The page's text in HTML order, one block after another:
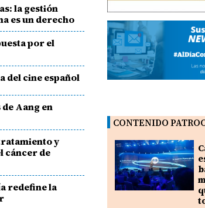
la gestión
es un derecho
por el
del cine español
Aang en
y
cáncer de
redefine la
CONTENIDO